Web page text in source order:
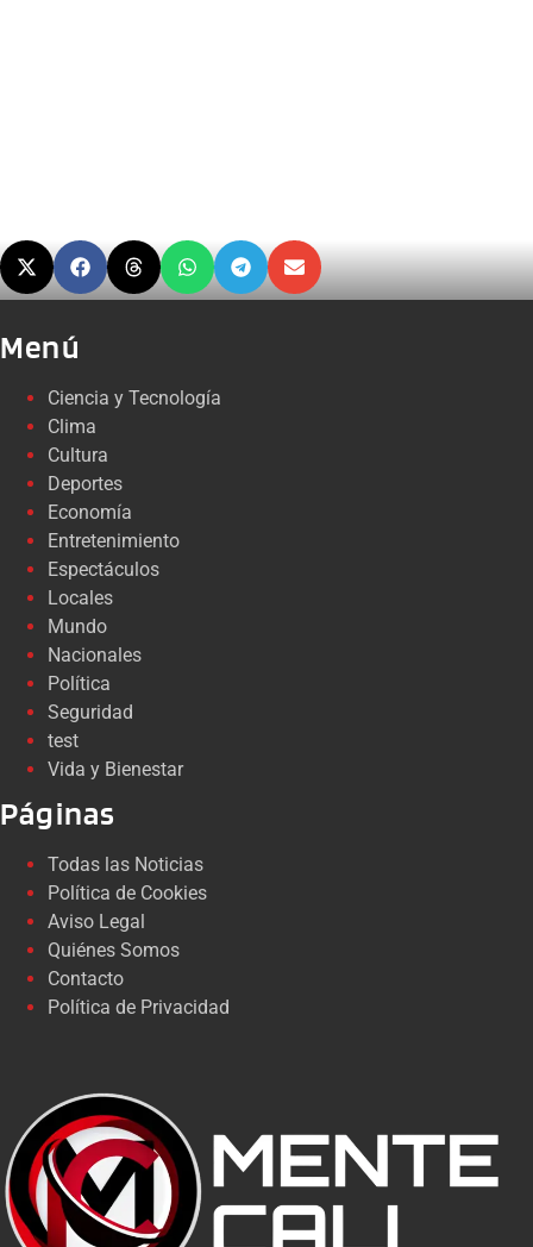
Menú
Ciencia y Tecnología
Clima
Cultura
Deportes
Economía
Entretenimiento
Espectáculos
Locales
Mundo
Nacionales
Política
Seguridad
test
Vida y Bienestar
Páginas
Todas las Noticias
Política de Cookies
Aviso Legal
Quiénes Somos
Contacto
Política de Privacidad